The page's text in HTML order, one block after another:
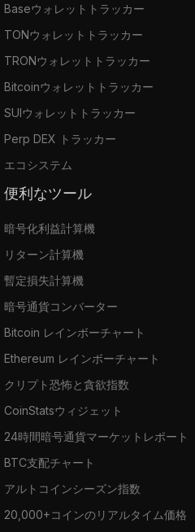
Baseウォレットトラッカー
TONウォレットトラッカー
TRONウォレットトラッカー
Bitcoinウォレットトラッカー
SUIウォレットトラッカー
Perp DEX トラッカー
エコシステム
便利なツール
暗号化利益計算機
リターン計算機
暫定損失計算機
暗号通貨コンバーター
Bitcoin レインボーチャート
Ethereum レインボーチャート
クリプト恐怖と貪欲指数
CoinStatsウィジェット
24時間暗号通貨マーケットレポート
BTC支配チャート
アルトコインシーズン指数
20,000+コインのリアルタイム価格